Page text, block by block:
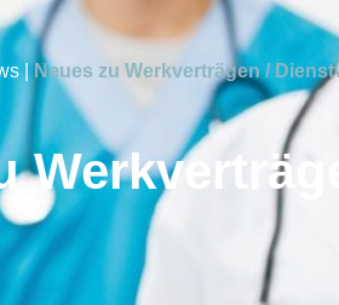
| Neues zu Werkverträgen /